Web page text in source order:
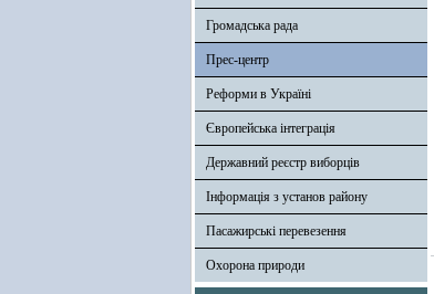
Громадська рада
Прес-центр
Реформи в Україні
Європейська інтеграція
Державний реєстр виборців
Інформація з установ району
Пасажирські перевезення
Охорона природи